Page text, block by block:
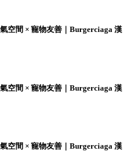
空間 × 寵物友善｜Burgerciaga 漢
空間 × 寵物友善｜Burgerciaga 漢
空間 × 寵物友善｜Burgerciaga 漢